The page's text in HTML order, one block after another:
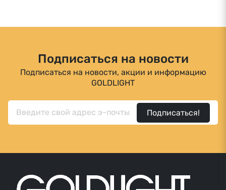
Подписаться на новости
Подписаться на новости, акции и информацию
GOLDLIGHT
Подписаться!